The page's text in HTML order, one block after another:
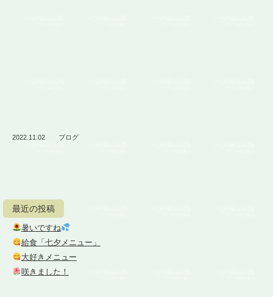
2022.11.02 ブログ
最近の投稿
暑いですね
給食「七夕メニュー」
大好きメニュー
咲きました！